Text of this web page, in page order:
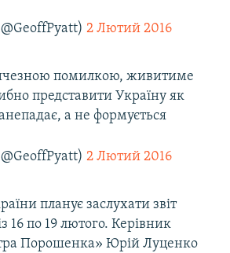
2 Лютий 2016
помилкою, живитиме
представити Україну як
а не формується
2 Лютий 2016
планує заслухати звіт
16 по 19 лютого. Керівник
Порошенка» Юрій Луценко